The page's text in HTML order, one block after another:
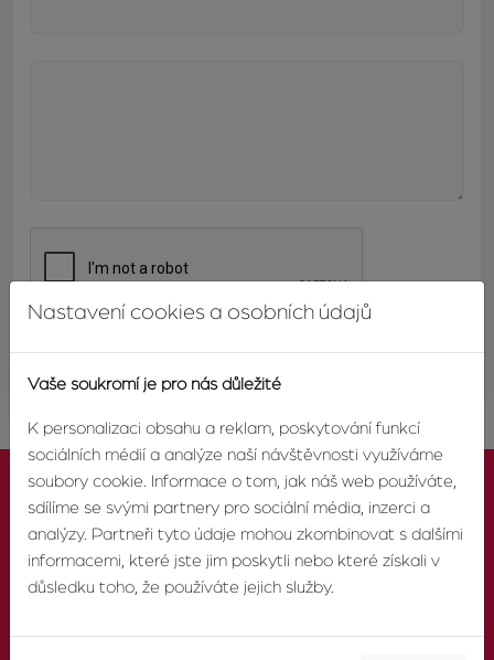
KONTAKTUJTE NÁS
Nastavení cookies a osobních údajů
Vaše soukromí je pro nás důležité
K personalizaci obsahu a reklam, poskytování funkcí
sociálních médií a analýze naší návštěvnosti využíváme
soubory cookie. Informace o tom, jak náš web používáte,
sdílíme se svými partnery pro sociální média, inzerci a
analýzy. Partneři tyto údaje mohou zkombinovat s dalšími
informacemi, které jste jim poskytli nebo které získali v
důsledku toho, že používáte jejich služby.